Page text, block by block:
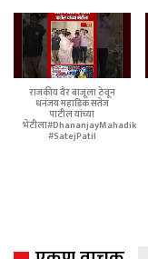
राजकीय वैर बाजूला ठेवून
धनंजय महाडिक सतेज
पाटील यांच्या
भेटीला#DhananjayMahadik
#SatejPatil